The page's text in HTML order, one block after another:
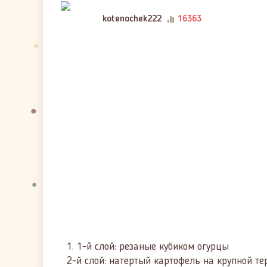
kotenochek222 16363
1. 1-й слой: резаные кубиком огурцы
2-й слой: натертый картофель на крупной